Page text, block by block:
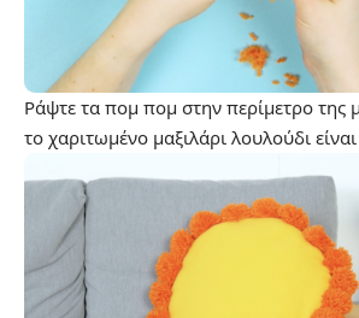
Ράψτε τα πομ πομ στην περίμετρο της
το χαριτωμένο μαξιλάρι λουλούδι